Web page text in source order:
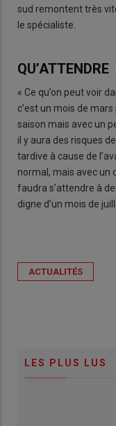
sud remontent très
le spécialiste.
« Ce qu’on peut voir
c’est un mois de
saison mais avec un
il y aura des risques
tardive à cause de
normal, mais avec un
faudra s’attendre à
digne d’un mois de
ACTUALITÉS
LES PLUS LUS